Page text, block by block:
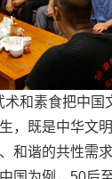
和素食把中国
，既是中华文
和谐的共性需